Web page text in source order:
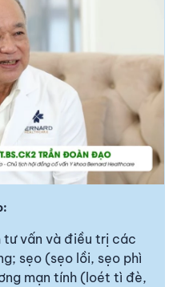
tư vấn và điều trị các
sẹo (sẹo lồi, sẹo phì
mạn tính (loét tì đè,